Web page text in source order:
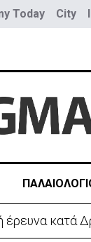
Today City
Θέουτα: